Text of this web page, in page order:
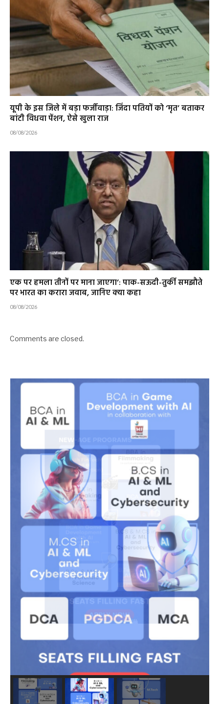
यूपी के इस जिले में बड़ा फर्जीवाड़ा: जिंदा पतियों को ‘मृत’ बताकर
बांटी विधवा पेंशन, ऐसे खुला राज
08/08/2026
एक पर हमला तीनों पर माना जाएगा’: पाक-सऊदी-तुर्की समझौते
पर भारत का करारा जवाब, जानिए क्या कहा
08/08/2026
Comments are closed.